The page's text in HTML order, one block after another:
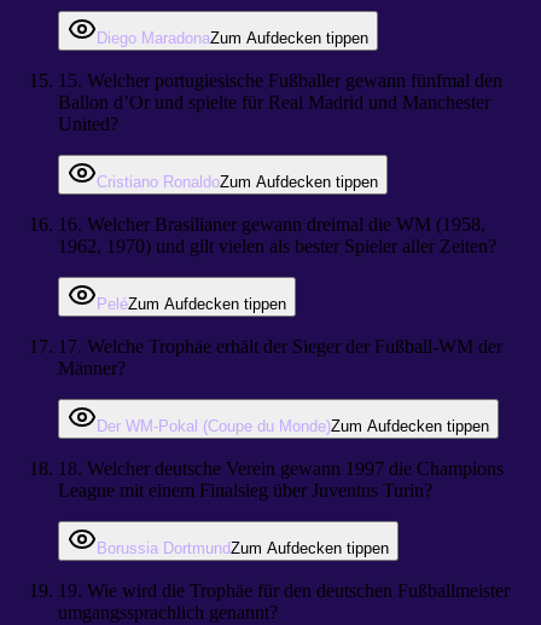
Diego MaradonaZum Aufdecken tippen
15. Welcher portugiesische Fußballer gewann fünfmal den
Ballon d’Or und spielte für Real Madrid und Manchester
United?
Cristiano RonaldoZum Aufdecken tippen
16. Welcher Brasilianer gewann dreimal die WM (1958,
1962, 1970) und gilt vielen als bester Spieler aller Zeiten?
PeléZum Aufdecken tippen
17. Welche Trophäe erhält der Sieger der Fußball-WM der
Männer?
Der WM-Pokal (Coupe du Monde)Zum Aufdecken tippen
18. Welcher deutsche Verein gewann 1997 die Champions
League mit einem Finalsieg über Juventus Turin?
Borussia DortmundZum Aufdecken tippen
19. Wie wird die Trophäe für den deutschen Fußballmeister
umgangssprachlich genannt?